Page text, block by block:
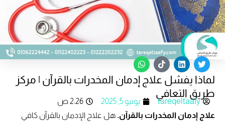
T
w
i
t
e
L
i
n
e
d
i
n
T
i
k
t
o
k
W
h
a
t
a
p
لماذا يفشل علاج إدمان المخدرات بالقرآن | مركز
طريق التعافي
tareqeltaafy يونيو 5, 2025
2:26 ص
علاج إدمان المخدرات بالقرآن.هل علاج الإدمان بالقرآن كافي